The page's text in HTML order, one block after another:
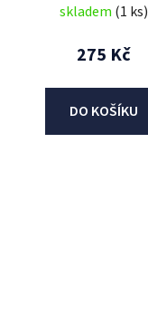
skladem (1 ks)
275 Kč
DO KOŠÍKU